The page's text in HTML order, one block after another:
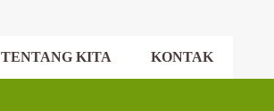
TENTANG KITA KONTAK